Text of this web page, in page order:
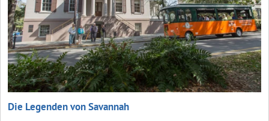
Die Legenden von Savannah